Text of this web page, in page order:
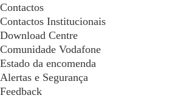
Contactos
Contactos Institucionais
Download Centre
Comunidade Vodafone
Estado da encomenda
Alertas e Segurança
Feedback